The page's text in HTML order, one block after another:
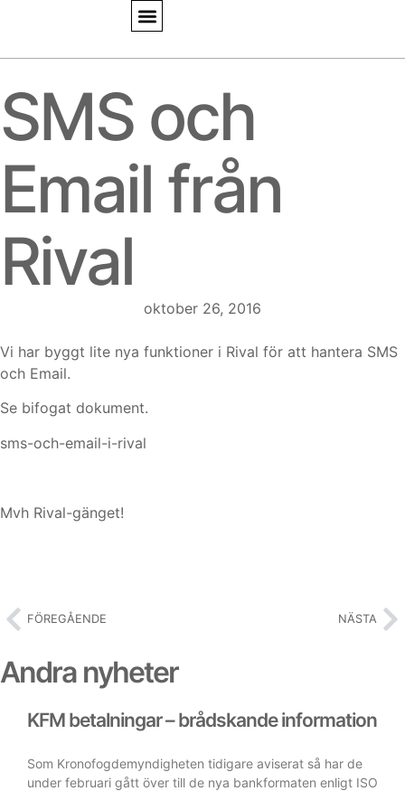
SMS och
Email från
Rival
oktober 26, 2016
Vi har byggt lite nya funktioner i Rival för att hantera SMS
och Email.
Se bifogat dokument.
sms-och-email-i-rival
Mvh Rival-gänget!
FÖREGÅENDE NÄSTA
Andra nyheter
KFM betalningar – brådskande information
Som Kronofogdemyndigheten tidigare aviserat så har de
under februari gått över till de nya bankformaten enligt ISO